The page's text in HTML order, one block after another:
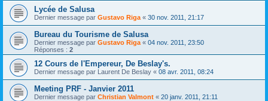
Lycée de Salusa
Dernier message par Gustavo Riga « 30 nov. 2011, 21:17
Bureau du Tourisme de Salusa
Dernier message par Gustavo Riga « 04 nov. 2011, 23:50
Réponses : 2
12 Cours de l'Empereur, De Beslay's.
Dernier message par Laurent De Beslay « 08 avr. 2011, 08:24
Meeting PRF - Janvier 2011
Dernier message par Christian Valmont « 20 janv. 2011, 21:11